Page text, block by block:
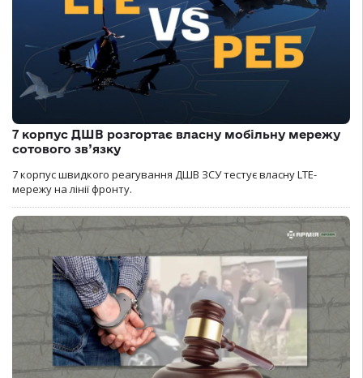
7 корпус ДШВ розгортає власну мобільну мережу
сотового зв’язку
7 корпус швидкого реагування ДШВ ЗСУ тестує власну LTE-
мережу на лінії фронту.